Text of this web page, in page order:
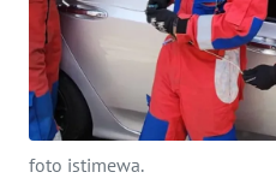
foto istimewa.
KONTAK
KAMI
INFO
IKLAN